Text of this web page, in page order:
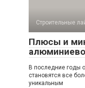
Строительные
Плюсы и
В последние годы
становятся все
уникальным